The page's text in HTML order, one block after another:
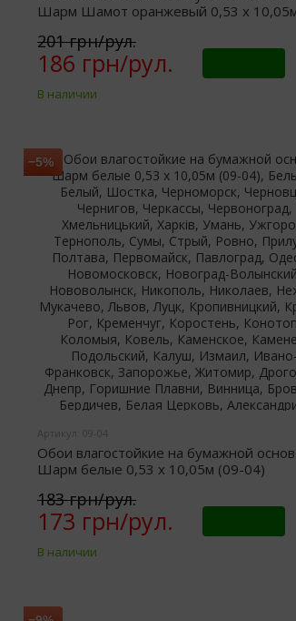
Шарм Шамот оранжевый 0,53 х
201 грн/рул.
186 грн/рул.
В наличии
−5%
Артикул: 09-04
Обои влагостойкие на бумажной
Шарм белые 0,53 х 10,05м (09-04)
183 грн/рул.
173 грн/рул.
В наличии